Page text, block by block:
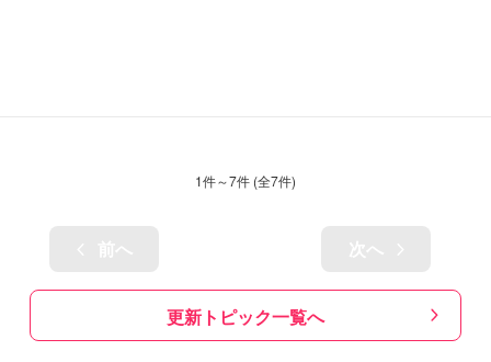
1件～7件 (全7件)
更新トピック一覧へ